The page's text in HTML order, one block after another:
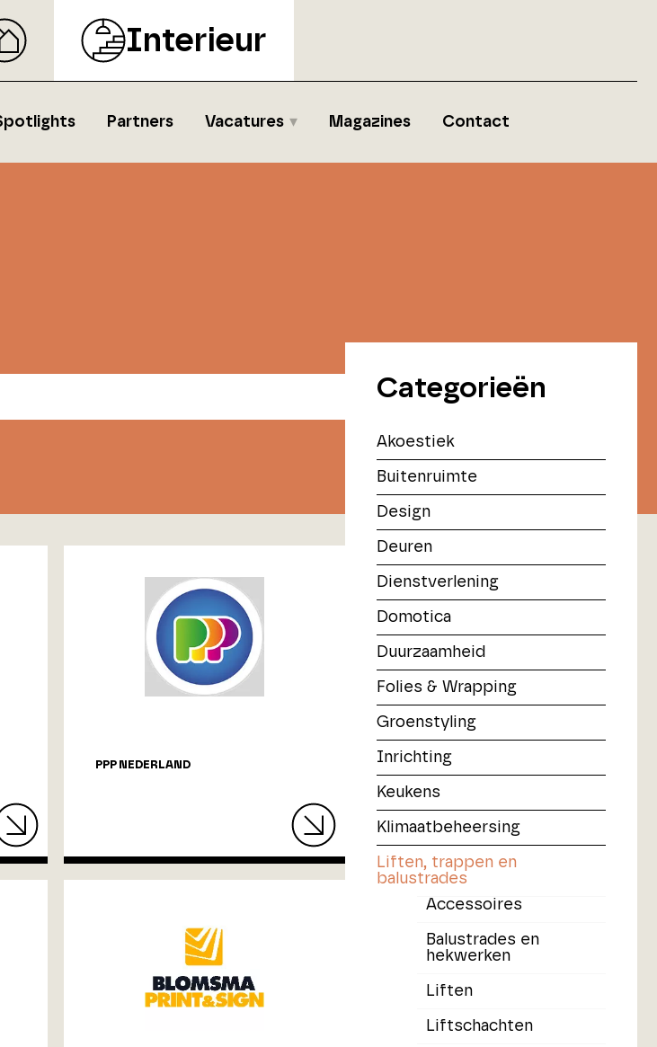
Interieur
Partners Vacatures Magazines Contact
Categorieën
Akoestiek
Buitenruimte
Design
Deuren
Dienstverlening
Domotica
Duurzaamheid
Folies & Wrapping
Groenstyling
Inrichting
Keukens
Klimaatbeheersing
Liften, trappen en
balustrades
Accessoires
Balustrades en
hekwerken
Liften
Liftschachten
PPP NEDERLAND